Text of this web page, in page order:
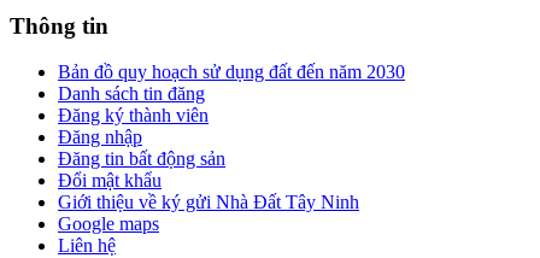
Thông tin
Bản đồ quy hoạch sử dụng đất đến năm 2030
Danh sách tin đăng
Đăng ký thành viên
Đăng nhập
Đăng tin bất động sản
Đổi mật khẩu
Giới thiệu về ký gửi Nhà Đất Tây Ninh
Google maps
Liên hệ